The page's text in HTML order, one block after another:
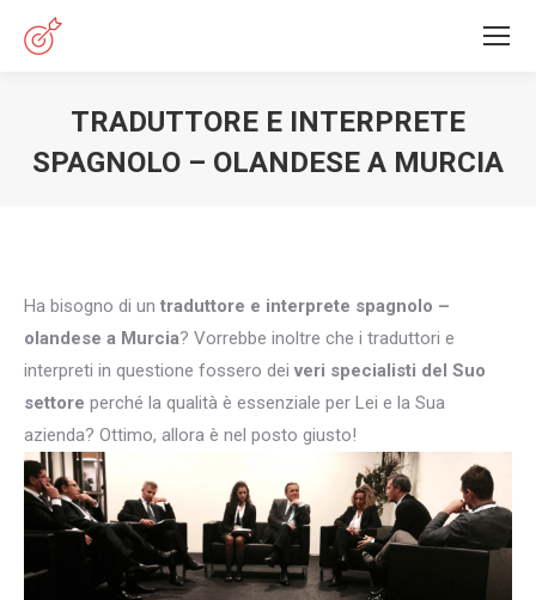
TRADUTTORE E INTERPRETE
SPAGNOLO – OLANDESE A MURCIA
Ha bisogno di un traduttore e interprete spagnolo –
olandese a Murcia? Vorrebbe inoltre che i traduttori e
interpreti in questione fossero dei veri specialisti del Suo
settore perché la qualità è essenziale per Lei e la Sua
azienda? Ottimo, allora è nel posto giusto!